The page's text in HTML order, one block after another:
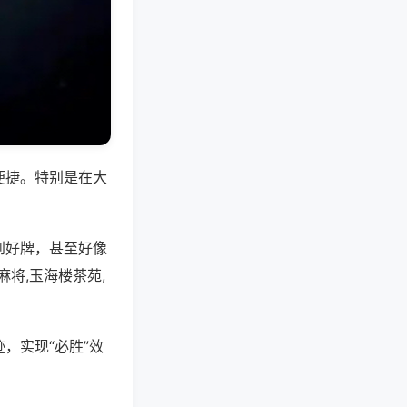
。特别是在大
牌，甚至好像
将,玉海楼茶苑,
实现“必胜”效